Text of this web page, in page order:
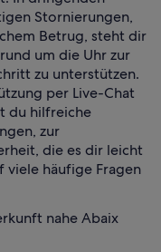
Stornierungen,
Betrug, steht dir
um die Uhr zur
zu unterstützen.
per Live-Chat
du hilfreiche
zur
die es dir leicht
häufige Fragen
nahe Abaix